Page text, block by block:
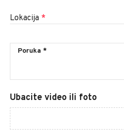
Lokacija *
Ubacite video ili foto